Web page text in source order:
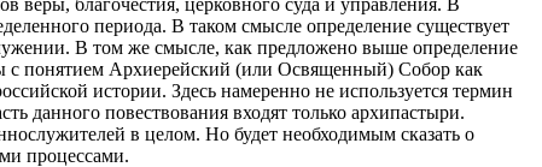
периода. В таком смысле определение существует
В том же смысле, как предложено выше определение
с понятием Архиерейский (или Освященный) Собор как
истории. Здесь намеренно не используется термин
данного повествования входят только архипастыри.
в целом. Но будет необходимым сказать о
процессами.